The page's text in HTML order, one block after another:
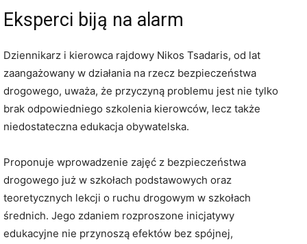
Eksperci biją na alarm
Dziennikarz i kierowca rajdowy Nikos Tsadaris, od lat
zaangażowany w działania na rzecz bezpieczeństwa
drogowego, uważa, że przyczyną problemu jest nie tylko
brak odpowiedniego szkolenia kierowców, lecz także
niedostateczna edukacja obywatelska.
Proponuje wprowadzenie zajęć z bezpieczeństwa
drogowego już w szkołach podstawowych oraz
teoretycznych lekcji o ruchu drogowym w szkołach
średnich. Jego zdaniem rozproszone inicjatywy
edukacyjne nie przynoszą efektów bez spójnej,